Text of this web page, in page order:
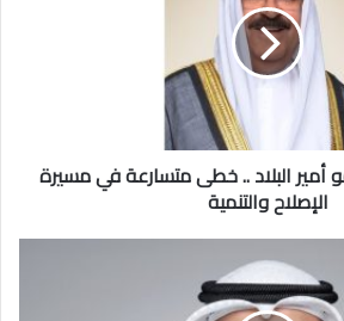
البلاد .. خطى متسارعة في مسيرة
الإصلاح والتنمية